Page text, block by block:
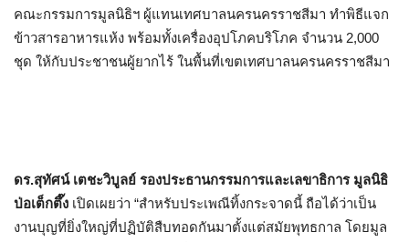
คณะกรรมการมูลนิธิฯ ผู้แทนเทศบาลนครนครราชสีมา ทำพิธีแจก
ข้าวสารอาหารแห้ง พร้อมทั้งเครื่องอุปโภคบริโภค จำนวน 2,000
ชุด ให้กับประชาชนผู้ยากไร้ ในพื้นที่เขตเทศบาลนครนครราชสีมา
ดร.สุทัศน์ เตชะวิบูลย์ รองประธานกรรมการและเลขาธิการ มูลนิธิ
ป่อเต็กตึ๊ง เปิดเผยว่า “สำหรับประเพณีทิ้งกระจาดนี้ ถือได้ว่าเป็น
งานบุญที่ยิ่งใหญ่ที่ปฏิบัติสืบทอดกันมาตั้งแต่สมัยพุทธกาล โดยมูล